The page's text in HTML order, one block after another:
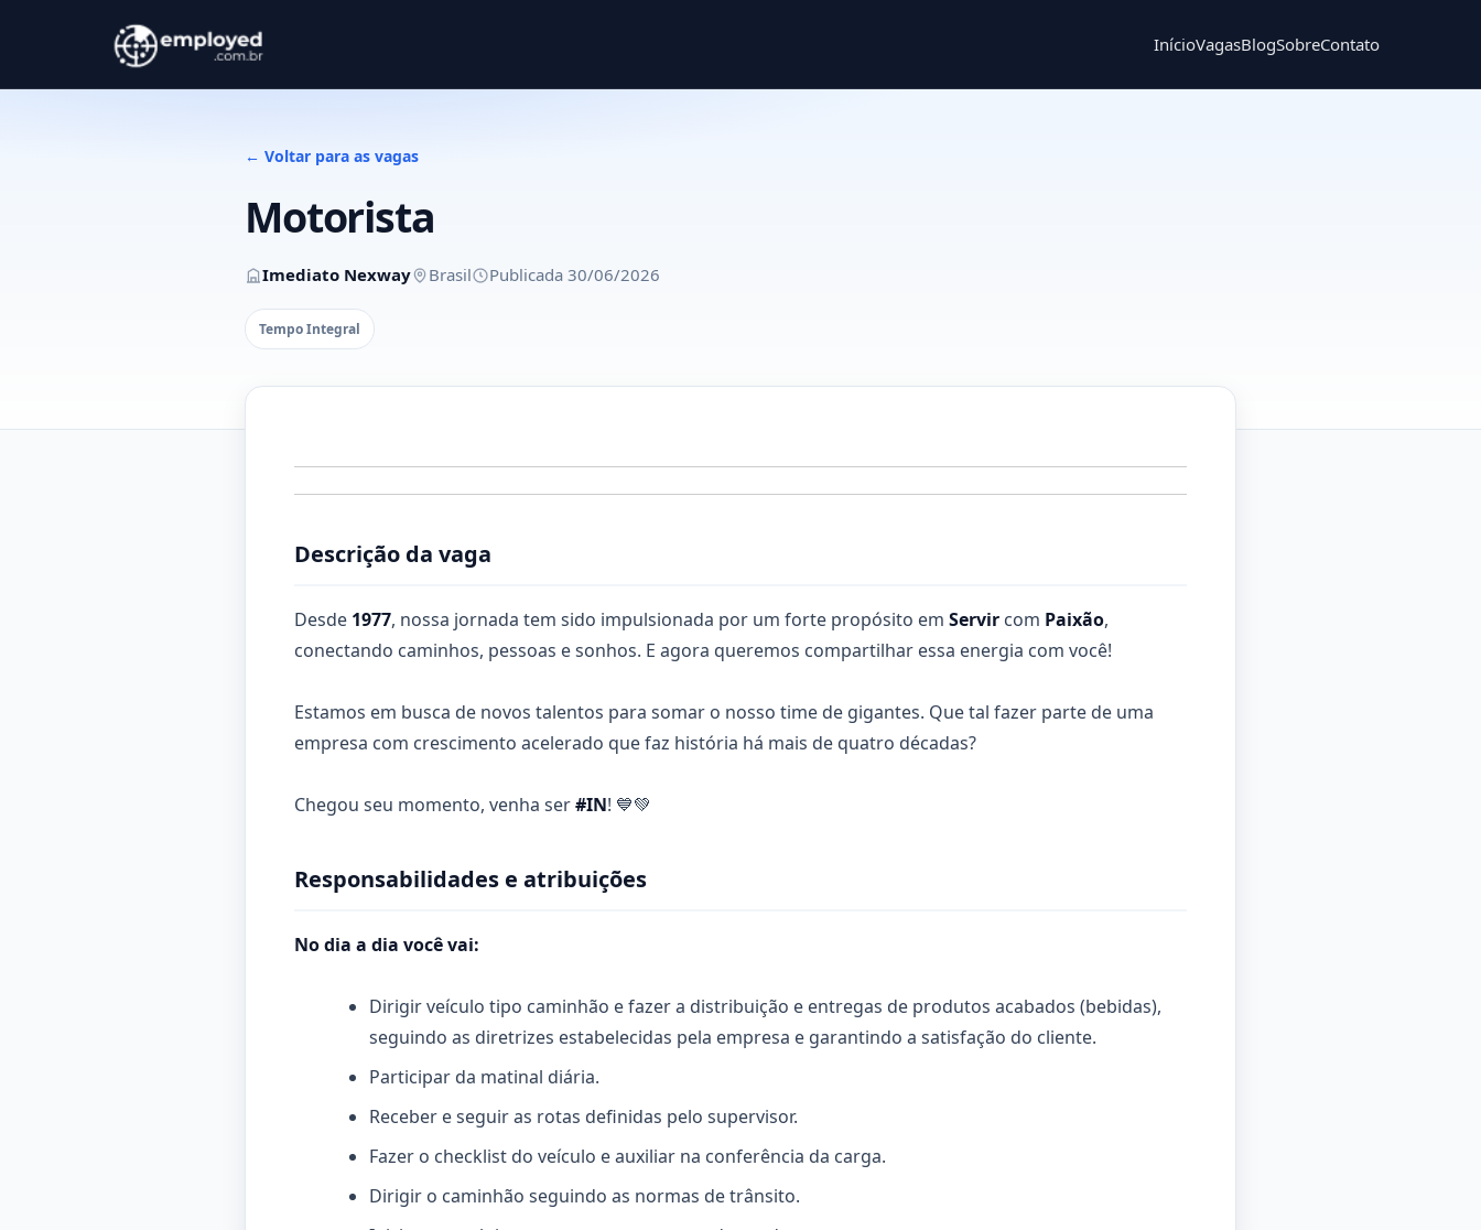
InícioVagasBlogSobreContato
← Voltar para as vagas
Motorista
Imediato Nexway Brasil Publicada 30/06/2026
Tempo Integral
Descrição da vaga
Desde 1977, nossa jornada tem sido impulsionada por um forte propósito em Servir com Paixão,
conectando caminhos, pessoas e sonhos. E agora queremos compartilhar essa energia com você!
Estamos em busca de novos talentos para somar o nosso time de gigantes. Que tal fazer parte de uma
empresa com crescimento acelerado que faz história há mais de quatro décadas?
Chegou seu momento, venha ser#IN! 💙💚
Responsabilidades e atribuições
No dia a dia você vai:
Dirigir veículo tipo caminhão e fazer a distribuição e entregas de produtos acabados (bebidas),
seguindo as diretrizes estabelecidas pela empresa e garantindo a satisfação do cliente.
Participar da matinal diária.
Receber e seguir as rotas definidas pelo supervisor.
Fazer o checklist do veículo e auxiliar na conferência da carga.
Dirigir o caminhão seguindo as normas de trânsito.